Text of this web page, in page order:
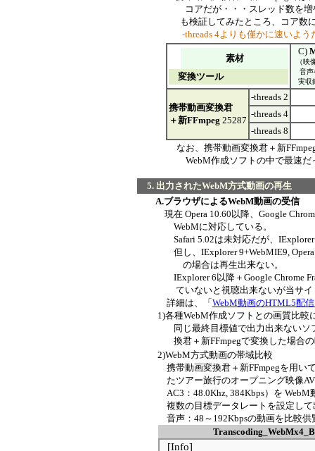
コアだが・・・スレッド数を増やす
も検証してみたところ、コア数に応
-threads 4よりも僅かに速いよう
素材
変換ツール
C)
（映
音声
実収
携帯動画変換君
＋新FFmpeg 25287
-threads 2
-threads 4
-threads 8
なお、携帯動画変換君＋新
WebM作成ソフトの中で最速だ
5. 出力されたWebM方式動画の再生
A.ブラウザによるWebM動画の受信
現在 Opera 10.60以降、Google
WebMに対応している。
Safari 5.02は未対応だが、IExplorer 9
但し、IExplorer 9+WebMIE9, Opera
の場合は再生出来ない。
IExplorer 6以降＋Google Chrome
ていないと視聴出来ないが当サイ
詳細は、「 WebM動画のHTML5配
1)各種WebM作成ソフトとの画質比較
同じ最終目標値で出力出来ないソフ
換君＋新FFmpegで変換した場合の
2)WebM方式動画の帯域比較
携帯動画変換君＋新FFmpegを用いて
たツアー旅行のオープニング映像
AC3：48.0Khz, 384Kbps）を WebM
複数の目標データレートを設定して出
音声：48～192Kbpsの動画を比較供